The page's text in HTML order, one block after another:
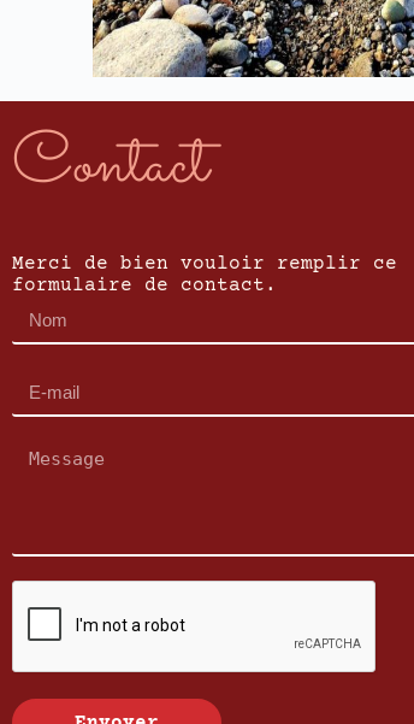
Contact
Merci de bien vouloir remplir ce
formulaire de contact.